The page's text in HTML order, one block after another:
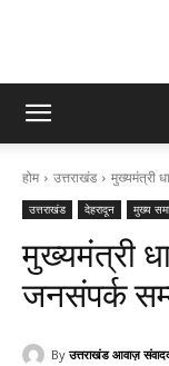
होम उत्तराखंड मुख्यमंत्री
उत्तराखंड देहरादून मुख्य
मुख्यमंत्री
जनसंपर्क
By उत्तराखंड आवाज़